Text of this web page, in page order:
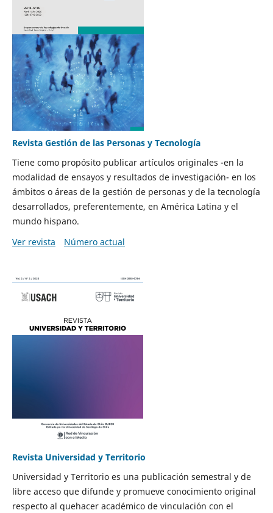
Revista Gestión de las Personas y Tecnología
Tiene como propósito publicar artículos originales -en la
modalidad de ensayos y resultados de investigación- en los
ámbitos o áreas de la gestión de personas y de la tecnología
desarrollados, preferentemente, en América Latina y el
mundo hispano.
Ver revista
Número actual
Revista Universidad y Territorio
Universidad y Territorio es una publicación semestral y de
libre acceso que difunde y promueve conocimiento original
respecto al quehacer académico de vinculación con el